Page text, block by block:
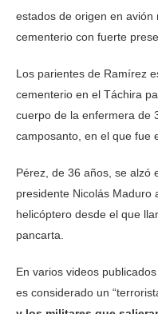
estados de origen en
cementerio con fuerte
Los parientes de Ramírez
cementerio en el Táchira
cuerpo de la enfermera de
camposanto, en el que fue
Pérez, de 36 años, se alzó
presidente Nicolás Maduro
helicóptero desde el que
pancarta.
En varios videos
es considerado un